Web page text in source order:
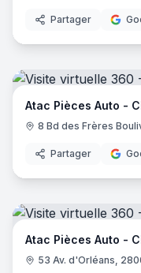
Partager
Atac Pièces Auto -
8 Bd des Frères
Partager
Atac Pièces Auto -
53 Av. d'Orléans,